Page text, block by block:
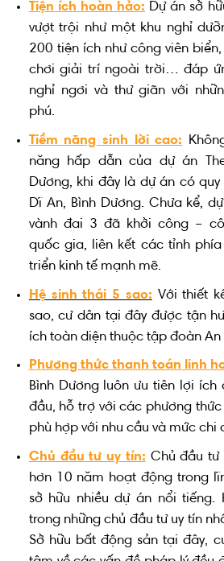
Tiện ích hoàn hảo: Dự án sở
vượt trội như một khu nghỉ
200 tiện ích như công viên
chơi giải trí ngoài trời… đáp
nghỉ ngơi và thư giãn với
phú.
Tiềm năng sinh lời cao:
năng hấp dẫn của dự án
Dương, khi đây là dự án có
Dĩ An, Bình Dương. Chưa kể,
vành đai 3 đã khởi công –
quốc gia, liên kết các tỉnh
triển kinh tế mạnh mẽ.
Hệ sinh thái 5 sao: Với thiết
sao, cư dân tại đây được tận
ích toàn diện thuộc tập đoàn An
Phương thức thanh toán linh
Bình Dương luôn ưu tiên lợi
đầu, hỗ trợ với các phương
phù hợp với nhu cầu và mức chi
Chủ đầu tư uy tín: Chủ đầu tư
hơn 10 năm hoạt động trong
sở hữu nhiều dự án nổi tiếng.
trong những chủ đầu tư uy tín
Sở hữu bất động sản tại đây,